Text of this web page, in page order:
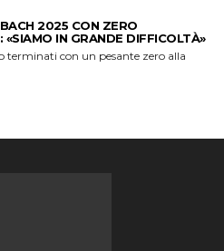
2025 CON ZERO
IN GRANDE DIFFICOLTÀ»
terminati con un pesante zero alla